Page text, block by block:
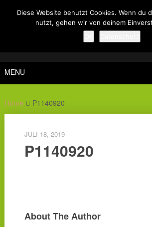
MENU
Home P1140920
JULI 18, 2019
P1140920
About The Author
Diese Website benutzt Cookies. Wenn du
nutzt, gehen wir von deinem